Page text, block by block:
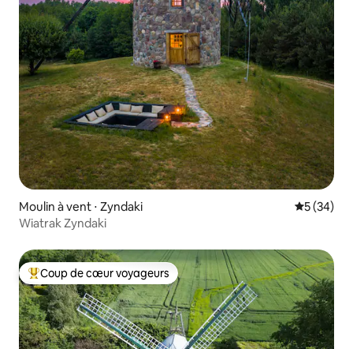
Moulin à vent ⋅ Zyndaki
5 (34)
Wiatrak Zyndaki
Coups de cœur voyageurs les plus appréciés
Coup de cœur voyageurs